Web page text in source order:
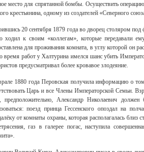
место для спрятанной бомбы. Осуществить
крестьянина, одному из создателей «Северного
20 сентября 1879 года во дворец столяром
ходил к своим «коллегам», которые передавали
для проживания комната, в углу которой он
время работ у Халтурина имелся шанс убить
предусматривал более кровавое злодеяние.
1880 года Перовская получила информацию о
Царь и все Члены Императорской Семьи.
предположительно, Александр Николаевич
поезд принца Гессенского опоздал на
от комнаты охраны, которая располагалась
газ в галерее погас, наступила